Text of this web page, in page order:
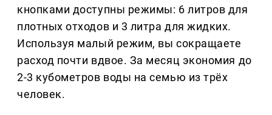
кнопками доступны режимы: 6 литров для
плотных отходов и 3 литра для жидких.
Используя малый режим, вы сокращаете
расход почти вдвое. За месяц экономия до
2-3 кубометров воды на семью из трёх
человек.